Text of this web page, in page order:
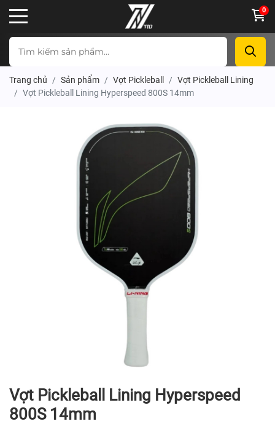
0
Trang chủ Sản phẩm Vợt Pickleball
Vợt Pickleball Lining
Vợt Pickleball Lining Hyperspeed 800S 14mm
Vợt Pickleball Lining Hyperspeed
800S 14mm